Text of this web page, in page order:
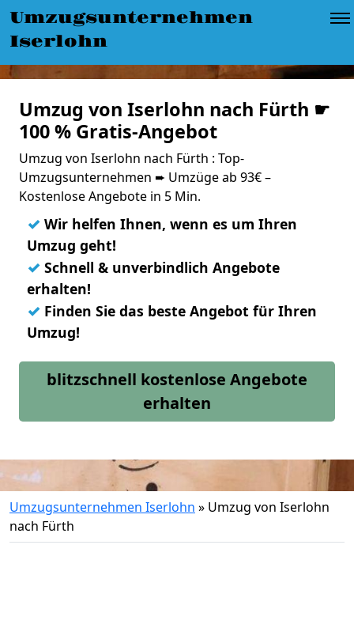
Umzugsunternehmen
Iserlohn
Umzug von Iserlohn nach Fürth ☛
100 % Gratis-Angebot
Umzug von Iserlohn nach Fürth : Top-
Umzugsunternehmen ➨ Umzüge ab 93€ –
Kostenlose Angebote in 5 Min.
✓ Wir helfen Ihnen, wenn es um Ihren
Umzug geht!
✓ Schnell & unverbindlich Angebote
erhalten!
✓ Finden Sie das beste Angebot für Ihren
Umzug!
blitzschnell kostenlose Angebote
erhalten
Umzugsunternehmen Iserlohn » Umzug von Iserlohn
nach Fürth